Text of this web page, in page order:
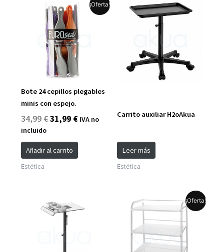
¡Oferta!
Bote 24 cepillos plegables
minis con espejo.
34,99€
precio
original
era:
34,99 €.
31,99 €
precio
actual
es:
31,99 €.
IVA no
incluido
Añadir al carrito
Estética
Carrito auxiliar H2oAkua
Leer más
Estética
¡Oferta!
El
precio
original
era:
99,99 €.
El
precio
actual
es:
94,99 €.